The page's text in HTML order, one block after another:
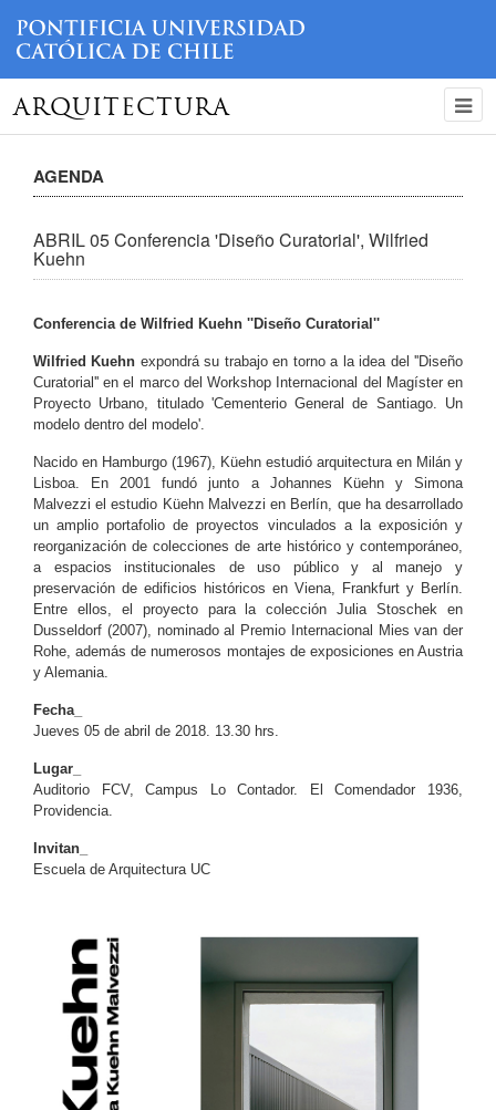
ARQUITECTURA
AGENDA
ABRIL 05 Conferencia 'Diseño Curatorial', Wilfried
Kuehn
Conferencia de Wilfried Kuehn ''Diseño Curatorial''
Wilfried Kuehn expondrá su trabajo en torno a la idea del ''Diseño
Curatorial'' en el marco del Workshop Internacional del Magíster en
Proyecto Urbano, titulado 'Cementerio General de Santiago. Un
modelo dentro del modelo'.
Nacido en Hamburgo (1967), Küehn estudió arquitectura en Milán y
Lisboa. En 2001 fundó junto a Johannes Küehn y Simona
Malvezzi el estudio Küehn Malvezzi en Berlín, que ha desarrollado
un amplio portafolio de proyectos vinculados a la exposición y
reorganización de colecciones de arte histórico y contemporáneo,
a espacios institucionales de uso público y al manejo y
preservación de edificios históricos en Viena, Frankfurt y Berlín.
Entre ellos, el proyecto para la colección Julia Stoschek en
Dusseldorf (2007), nominado al Premio Internacional Mies van der
Rohe, además de numerosos montajes de exposiciones en Austria
y Alemania.
Fecha_
Jueves 05 de abril de 2018. 13.30 hrs.
Lugar_
Auditorio FCV, Campus Lo Contador. El Comendador 1936,
Providencia.
Invitan_
Escuela de Arquitectura UC